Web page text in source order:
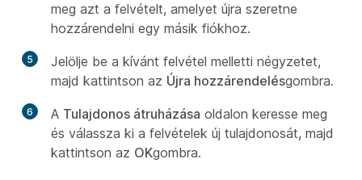
meg azt a felvételt, amelyet újra szeretne
hozzárendelni egy másik fiókhoz.
5
Jelölje be a kívánt felvétel melletti négyzetet,
majd kattintson az Újra hozzárendelésgombra.
6 A Tulajdonos átruházása oldalon keresse meg
és válassza ki a felvételek új tulajdonosát, majd
kattintson az OKgombra.